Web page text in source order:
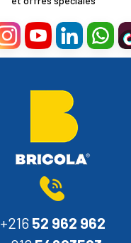
+216 52 962 962